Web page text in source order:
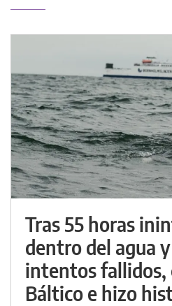
Tras 55 horas
dentro del agua
intentos fallidos,
Báltico e hizo